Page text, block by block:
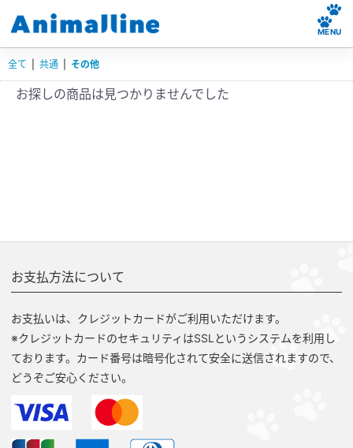
MENU
全て 共通 その他
お探しの商品は見つかりませんでした
お支払方法について
お支払いは、クレジットカードがご利用いただけます。
※クレジットカードのセキュリティはSSLというシステムを利用し
ております。カード番号は暗号化されて安全に送信されますので、
どうぞご安心ください。